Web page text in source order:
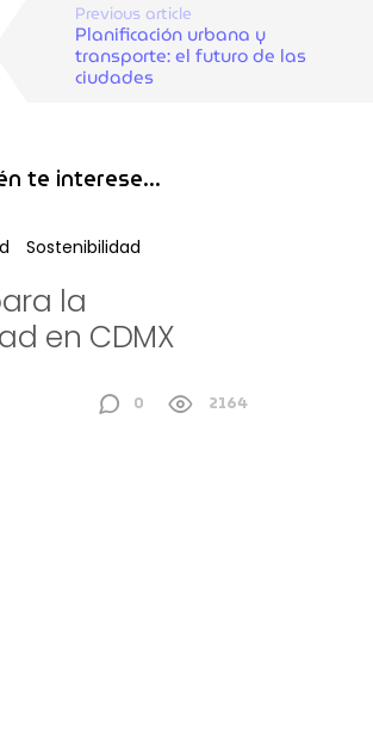
Previous article
Planificación urbana y
transporte: el futuro de las
ciudades
te interese...
Sostenibilidad
la
en CDMX
0 2164